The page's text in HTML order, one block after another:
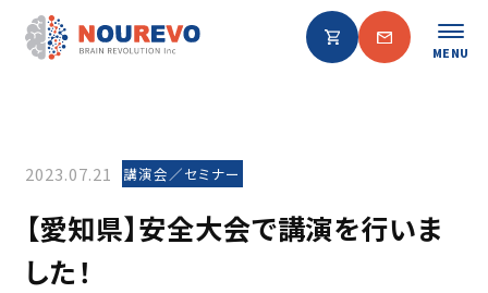
MENU
2023.07.21 講演会／セミナー
【愛知県】安全大会で講演を行いま
した！